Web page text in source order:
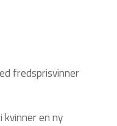
fredsprisvinner
kvinner en ny